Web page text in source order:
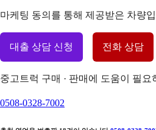
마케팅 동의를 통해 제공받은 차량
대출 상담 신청 전화 상담
중고트럭 구매 · 판매에 도움이 필요
0508-0328-7002